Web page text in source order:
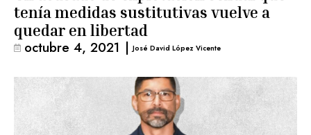
tenía medidas sustitutivas vuelve a
quedar en libertad
octubre 4, 2021 | José David López Vicente